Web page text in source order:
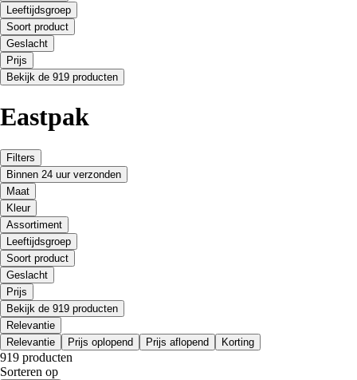
Leeftijdsgroep
Soort product
Geslacht
Prijs
Bekijk de 919 producten
Eastpak
Filters
Binnen 24 uur verzonden
Maat
Kleur
Assortiment
Leeftijdsgroep
Soort product
Geslacht
Prijs
Bekijk de 919 producten
Relevantie
Relevantie
Prijs oplopend Prijs aflopend Korting
919 producten
Sorteren op